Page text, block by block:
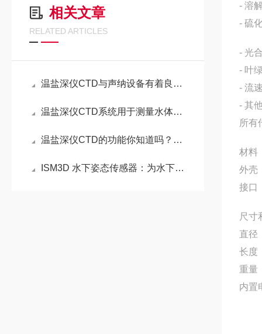
相关文章
RELATED ARTICLES
温盐深仪CTD与声纳设备有着良好的兼容性
温盐深仪CTD系统用于测量水体的电导率参数，其工作原理介绍
温盐深仪CTD的功能你知道吗？重要的组成结构是哪些？
ISM3D 水下姿态传感器：为水下平台提供精准3D定向
- 溶
- 硫
- 光
- 叶
- 流
- 其
所有
材料
外壳
接口
尺寸
直径
长度
重量
内置